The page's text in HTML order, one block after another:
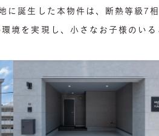
に誕生した本物件は、断熱等級7
境を実現し、小さなお子様のいる